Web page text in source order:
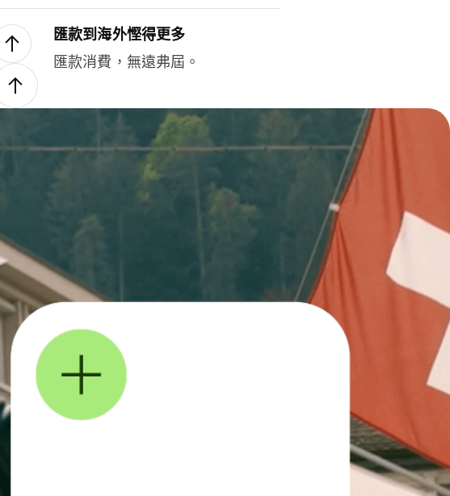
匯款到海外慳得更多
匯款消費，無遠弗屆。